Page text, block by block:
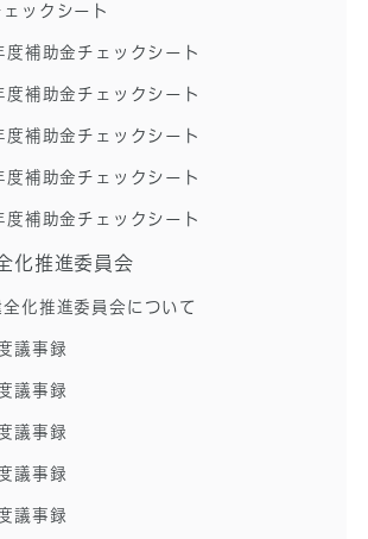
ックシート
度補助金チェックシート
度補助金チェックシート
度補助金チェックシート
度補助金チェックシート
度補助金チェックシート
化推進委員会
化推進委員会について
議事録
議事録
議事録
議事録
議事録